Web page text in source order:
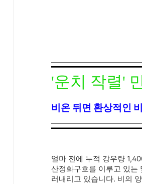
'운치 작렬'
비온 뒤면 환상적인
얼마 전에 누적 강우량
산정화구호를 이루고 있는
러내리고 있습니다. 비의